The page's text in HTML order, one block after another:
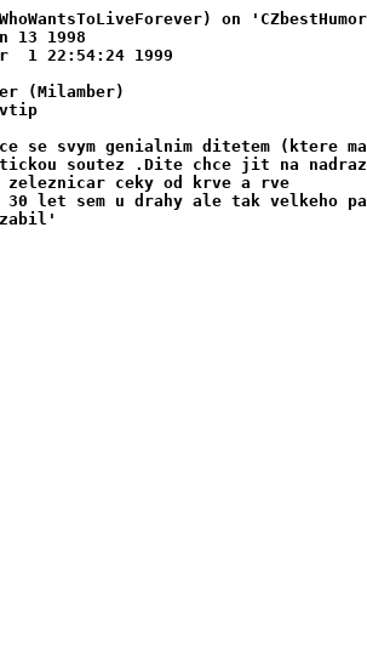
on
1998
1 22:54:24 1999
(Milamber)
se svym genialnim ditetem (ktere
soutez .Dite chce jit na
zeleznicar ceky od krve a rve
30 let sem u drahy ale tak velkeho